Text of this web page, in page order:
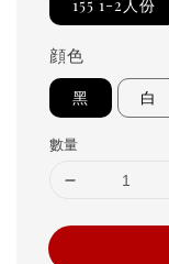
155 1-2人份
顔色
黑 白
數量